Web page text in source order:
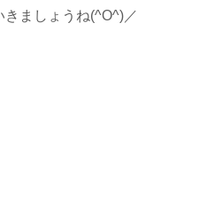
ましょうね(^O^)／